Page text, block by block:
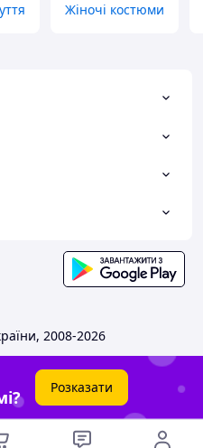
Жіночі костюми
2008-2026
Розказати